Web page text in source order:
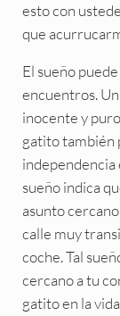
esto con
que
El sueño
encuentros.
inocente y
gatito también
independencia
sueño indica
asunto
calle muy
coche. Tal
cercano a tu
gatito en la